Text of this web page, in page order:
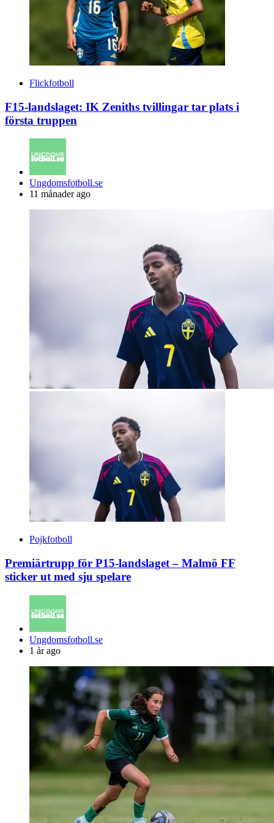
Flickfotboll
F15-landslaget: IK Zeniths tvillingar tar plats i
första truppen
Posted
by
Ungdomsfotboll.se
11 månader ago
Pojkfotboll
Premiärtrupp för P15-landslaget – Malmö FF
sticker ut med sju spelare
Posted
by
Ungdomsfotboll.se
1 år ago